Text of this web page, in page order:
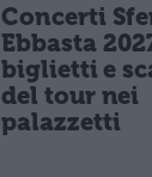
Concerti
Ebbasta
biglietti e
del tour nei
palazzetti